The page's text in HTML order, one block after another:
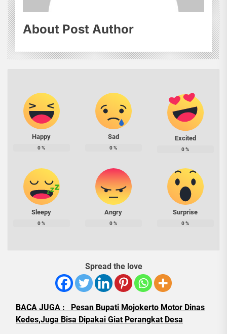
About Post Author
Happy
0%
Sad
0%
Excited
0%
Sleepy
0%
Angry
0%
Surprise
0%
Spread the love
BACA JUGA :
Pesan Bupati Mojokerto Motor Dinas
Kedes,Juga Bisa Dipakai Giat Perangkat Desa